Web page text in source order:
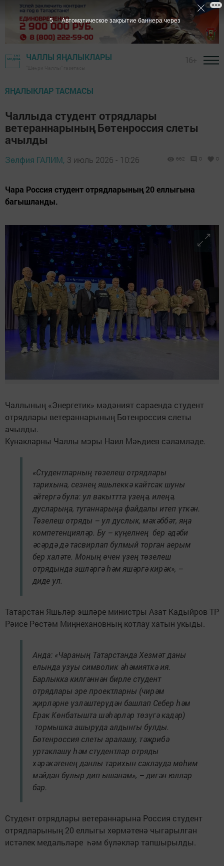
ЧАЛЛЫ ЯҢАЛЫКЛАРЫ
ЯҢАЛЫКЛАР ТАСМАСЫ
Чаллыда студент отрядлары
ветераннарының Бөтенроссия слеты
ачылды
Зөлфия ГАЛИМ, 3 июль 2026 - 10:26 662 0 0
Чара Россия студент отрядларының 20 еллыгына
багышланды.
Чаллының «Энергетик» мәдәният сараенда студент
отрядлары ветераннарының Бөтенроссия слеты
ачылды.
Кунакларны Чаллы мэры Наил Мәһдиев сәламләде.
«Студентларның төзелеш отрядлары
тарихына, сезнең яшьлеккә кайтсак шуны
әйтергә була: ул вакыттта үзеңә, илеңә,
дусларыңа, туганнарыңа файдалы итеп үткән.
Төзелеш отряды – ул дуслык, мәхәббәт, яңа
компетенцияләр. Бу – күңелнең бер әдәби
әсәрдә дә тасвирлап булмый торган аерым
бер халәте. Моның өчен үзең төзелеш
отрядында эшләргә һәм яшәргә кирәк», –
диде ул.
Татарстан Яшьләр эшләре министры Азат Кадыйров ТР
Рәисе Рөстәм Миңнехановның котлау хатын укыды.
Анда: «Чараның Татарстанда Хезмәт даны
елында узуы символик әһәмияткә ия.
Барлыкка килгәннән бирле студент
отрядлары эре проектларны (чирәм
җирләрне үзләштерүдән башлап Себер һәм
Ерак Көнбатышта шәһәрләр төзүгә кадәр)
тормышка ашыруда алдынгы булды.
Бөтенроссия слеты аралашу, тәҗрибә
уртаклашу һәм студентлар отряды
хәрәкәтенең данлы тарихын саклауда мөһим
мәйдан булыр дип ышанам», – дигән юллар
бар.
Студент отрядлары ветераннарына Россия студент
отрядларының 20 еллыгы хөрмәтенә чыгарылган
истәлек медальләре һәм бүләкләр тапшырылды.
4 Автоматическое закрытие баннера через